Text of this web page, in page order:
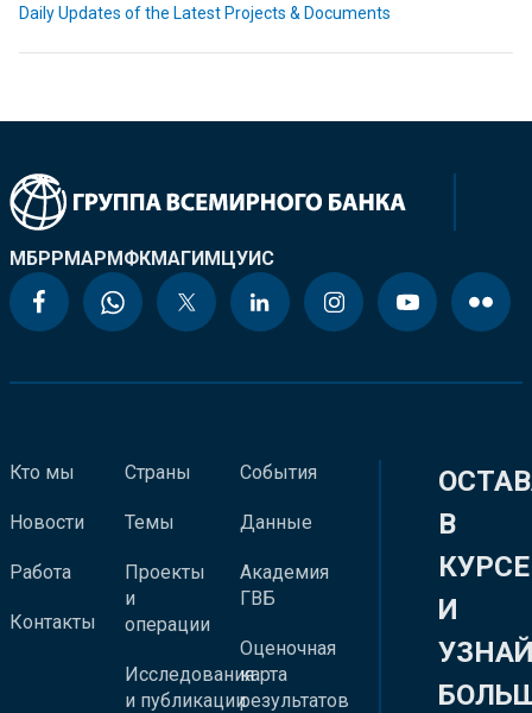
Daily Updates of the Latest Projects & Documents
МБРРМАРМФКМАГИМЦУИС
Кто мы
Новости
Работа
Контакты
Страны
Темы
Проекты
и
операции
Исследования
и публикации
События
Данные
Академия
ГВБ
Оценочная
карта
результатов
В
КУРСЕ
И